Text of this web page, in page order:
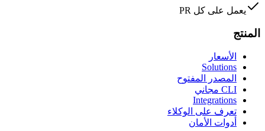
يعمل على كل PR
المنتج
الأسعار
Solutions
المصدر المفتوح
CLI مجاني
Integrations
تعرف على الوكلاء
أدوات الأمان